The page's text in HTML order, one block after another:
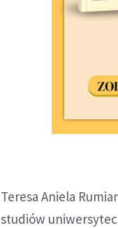
Teresa Aniela
studiów